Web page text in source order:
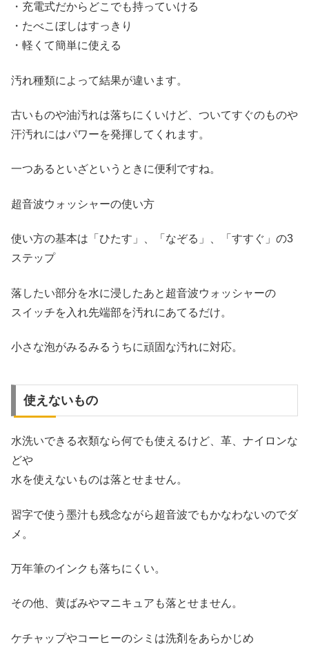
・充電式だからどこでも持っていける
・たべこぼしはすっきり
・軽くて簡単に使える
汚れ種類によって結果が違います。
古いものや油汚れは落ちにくいけど、ついてすぐのものや
汗汚れにはパワーを発揮してくれます。
一つあるといざというときに便利ですね。
超音波ウォッシャーの使い方
使い方の基本は「ひたす」、「なぞる」、「すすぐ」の3
ステップ
落したい部分を水に浸したあと超音波ウォッシャーの
スイッチを入れ先端部を汚れにあてるだけ。
小さな泡がみるみるうちに頑固な汚れに対応。
使えないもの
水洗いできる衣類なら何でも使えるけど、革、ナイロンな
どや
水を使えないものは落とせません。
習字で使う墨汁も残念ながら超音波でもかなわないのでダ
メ。
万年筆のインクも落ちにくい。
その他、黄ばみやマニキュアも落とせません。
ケチャップやコーヒーのシミは洗剤をあらかじめ